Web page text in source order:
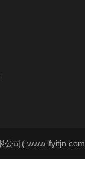
公司(